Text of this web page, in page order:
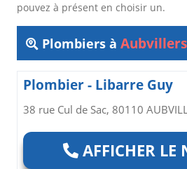
pouvez à présent en choisir un.
Plombiers à Aubvillers
Plombier - Libarre Guy
38 rue Cul de Sac, 80110
AFFICHER LE